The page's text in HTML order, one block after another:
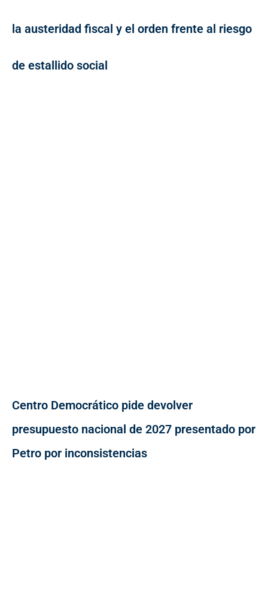
la austeridad fiscal y el orden frente al riesgo
de estallido social
Centro Democrático pide devolver
presupuesto nacional de 2027 presentado por
Petro por inconsistencias